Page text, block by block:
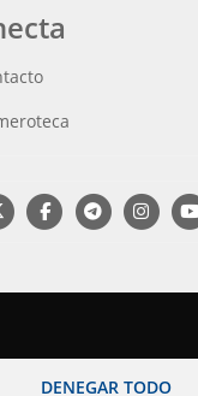
DENEGAR TODO